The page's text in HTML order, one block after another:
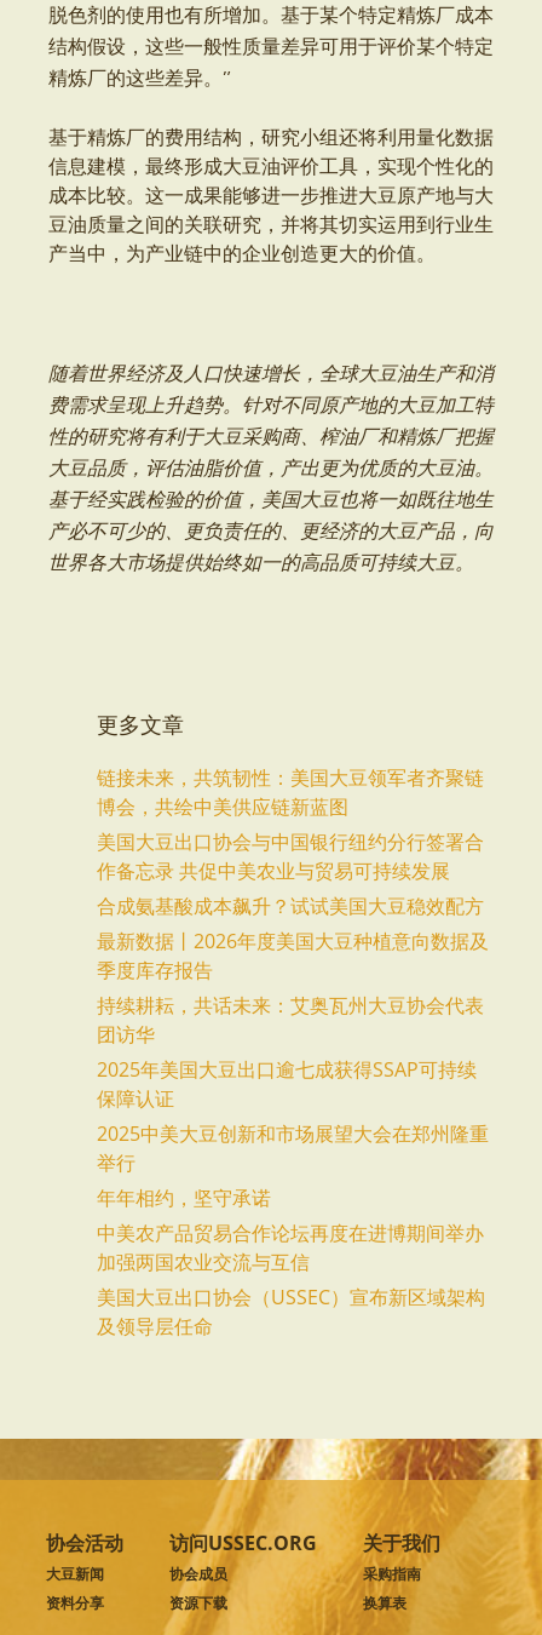
脱色剂的使用也有所增加。基于某个特定精炼厂成本
结构假设，这些一般性质量差异可用于评价某个特定
精炼厂的这些差异。”
基于精炼厂的费用结构，研究小组还将利用量化数据
信息建模，最终形成大豆油评价工具，实现个性化的
成本比较。这一成果能够进一步推进大豆原产地与大
豆油质量之间的关联研究，并将其切实运用到行业生
产当中，为产业链中的企业创造更大的价值。
随着世界经济及人口快速增长，全球大豆油生产和消
费需求呈现上升趋势。针对不同原产地的大豆加工特
性的研究将有利于大豆采购商、榨油厂和精炼厂把握
大豆品质，评估油脂价值，产出更为优质的大豆油。
基于经实践检验的价值，美国大豆也将一如既往地生
产必不可少的、更负责任的、更经济的大豆产品，向
世界各大市场提供始终如一的高品质可持续大豆。
更多文章
链接未来，共筑韧性：美国大豆领军者齐聚链
博会，共绘中美供应链新蓝图
美国大豆出口协会与中国银行纽约分行签署合
作备忘录 共促中美农业与贸易可持续发展
合成氨基酸成本飙升？试试美国大豆稳效配方
最新数据丨2026年度美国大豆种植意向数据及
季度库存报告
持续耕耘，共话未来：艾奥瓦州大豆协会代表
团访华
2025年美国大豆出口逾七成获得SSAP可持续
保障认证
2025中美大豆创新和市场展望大会在郑州隆重
举行
年年相约，坚守承诺
中美农产品贸易合作论坛再度在进博期间举办
加强两国农业交流与互信
美国大豆出口协会（USSEC）宣布新区域架构
及领导层任命
协会活动
大豆新闻
资料分享
访问USSEC.ORG
协会成员
资源下载
关于我们
采购指南
换算表